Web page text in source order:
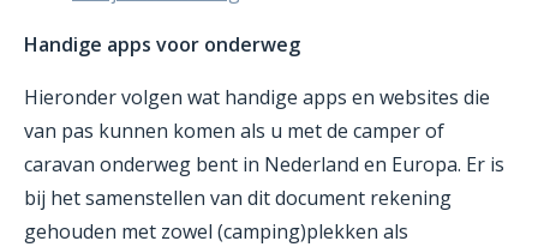
Handige apps voor onderweg
Hieronder volgen wat handige apps en websites die
van pas kunnen komen als u met de camper of
caravan onderweg bent in Nederland en Europa. Er is
bij het samenstellen van dit document rekening
gehouden met zowel (camping)plekken als